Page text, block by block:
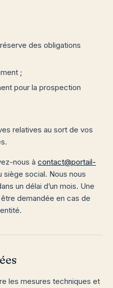
des obligations
;
pour la prospection
relatives au sort de vos
nous à contact@portail-
siège social. Nous nous
un délai d’un mois. Une
demandée en cas de
les mesures techniques et